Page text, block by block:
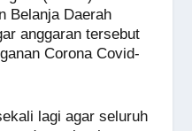
Li
n
k
Belanja Daerah
anggaran tersebut
Corona Covid-
lagi agar seluruh